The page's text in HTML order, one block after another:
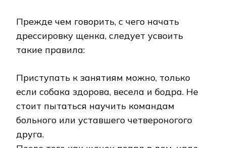
Прежде чем говорить, с чего начать
дрессировку щенка, следует усвоить
такие правила:
Приступать к занятиям можно, только
если собака здорова, весела и бодра. Не
стоит пытаться научить командам
больного или уставшего четвероногого
друга.